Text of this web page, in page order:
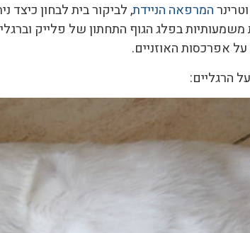
המרפאה הניידת, לביקור בית לבחון כיצד
בפלג הגוף התחתון של פלייק
אפרכסות האוזניים.
הרגליים: